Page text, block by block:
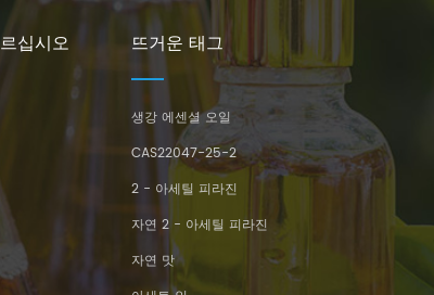
십시오 뜨거운 태그
생강 에센셜 오일
CAS22047-25-2
2 - 아세틸 피라진
자연 2 - 아세틸 피라진
자연 맛